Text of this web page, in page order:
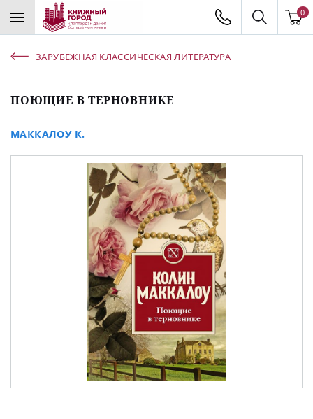
0
ЗАРУБЕЖНАЯ КЛАССИЧЕСКАЯ ЛИТЕРАТУРА
ПОЮЩИЕ В ТЕРНОВНИКЕ
МАККАЛОУ К.